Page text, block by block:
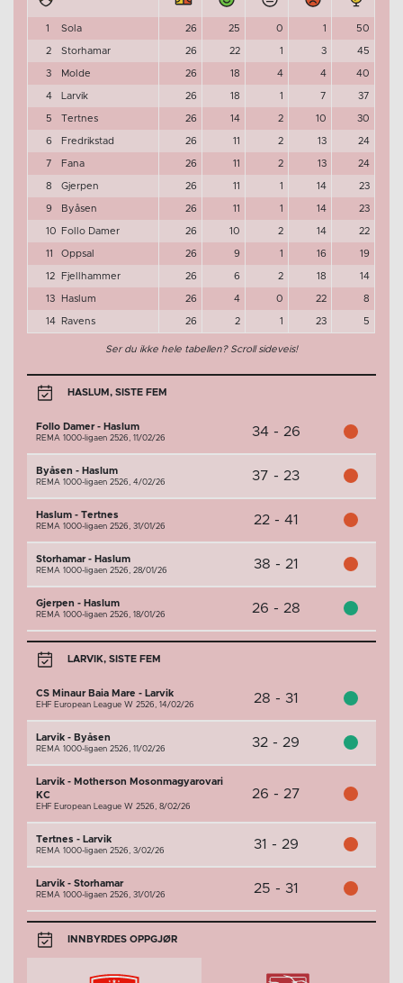
1 Sola 26 25 0 1 50
2 Storhamar 26 22 1 3 45
3 Molde 26 18 4 4 40
4 Larvik 26 18 1 7 37
5 Tertnes 26 14 2 10 30
6 Fredrikstad 26 11 2 13 24
7 Fana 26 11 2 13 24
8 Gjerpen 26 11 1 14 23
9 Byåsen 26 11 1 14 23
10 Follo Damer 26 10 2 14 22
11 Oppsal 26 9 1 16 19
12 Fjellhammer 26 6 2 18 14
13 Haslum 26 4 0 22 8
14 Ravens 26 2 1 23 5
Ser du ikke hele tabellen? Scroll sideveis!
HASLUM, SISTE FEM
Follo Damer - Haslum
REMA 1000-ligaen 2526, 11/02/26 34 - 26
Byåsen - Haslum
REMA 1000-ligaen 2526, 4/02/26 37 - 23
Haslum - Tertnes
REMA 1000-ligaen 2526, 31/01/26 22 - 41
Storhamar - Haslum
REMA 1000-ligaen 2526, 28/01/26 38 - 21
Gjerpen - Haslum
REMA 1000-ligaen 2526, 18/01/26 26 - 28
LARVIK, SISTE FEM
CS Minaur Baia Mare - Larvik
EHF European League W 2526, 14/02/26 28 - 31
Larvik - Byåsen
REMA 1000-ligaen 2526, 11/02/26 32 - 29
Larvik - Motherson Mosonmagyarovari
KC
EHF European League W 2526, 8/02/26
26 - 27
Tertnes - Larvik
REMA 1000-ligaen 2526, 3/02/26 31 - 29
Larvik - Storhamar
REMA 1000-ligaen 2526, 31/01/26 25 - 31
INNBYRDES OPPGJØR